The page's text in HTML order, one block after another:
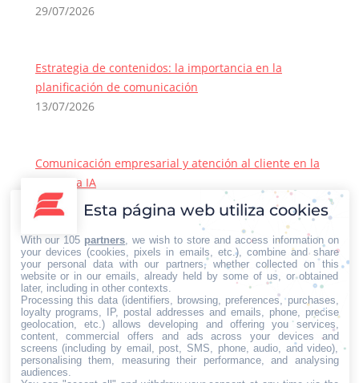
29/07/2026
Estrategia de contenidos: la importancia en la
planificación de comunicación
13/07/2026
Comunicación empresarial y atención al cliente en la
era de la IA
22/06/2026
Contacto Iberian Press
Principales vías de contacto:
E-mail:
info@iberianpress.es
Teléfono:
+34 911863556
Fax:
+34 911863556
Esta página web utiliza cookies
With our 105 partners , we wish to store and access information on
your devices (cookies, pixels in emails, etc.), combine and share
your personal data with our partners, whether collected on this
website or in our emails, already held by some of us, or obtained
later, including in other contexts.
Processing this data (identifiers, browsing, preferences, purchases,
loyalty programs, IP, postal addresses and emails, phone, precise
geolocation, etc.) allows developing and offering you services,
content, commercial offers and ads across your devices and
screens (including by email, post, SMS, phone, audio, and video),
personalising them, measuring their performance, and analysing
audiences.